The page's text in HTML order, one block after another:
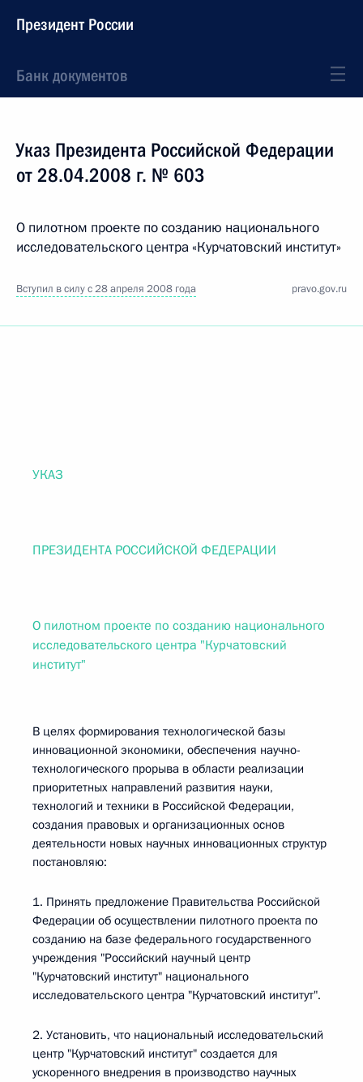
Президент России
Банк документов
Указ Президента Российской Федерации
от 28.04.2008 г. № 603
О пилотном проекте по созданию национального
исследовательского центра «Курчатовский институт»
Вступил в силу с 28 апреля 2008 года pravo.gov.ru
УКАЗ
ПРЕЗИДЕНТА РОССИЙСКОЙ ФЕДЕРАЦИИ
О пилотном проекте по созданию национального
исследовательского центра "Курчатовский
институт"
В целях формирования технологической базы
инновационной экономики, обеспечения научно-
технологического прорыва в области реализации
приоритетных направлений развития науки,
технологий и техники в Российской Федерации,
создания правовых и организационных основ
деятельности новых научных инновационных структур
постановляю:
1. Принять предложение Правительства Российской
Федерации об осуществлении пилотного проекта по
созданию на базе федерального государственного
учреждения "Российский научный центр
"Курчатовский институт" национального
исследовательского центра "Курчатовский институт".
2. Установить, что национальный исследовательский
центр "Курчатовский институт" создается для
ускоренного внедрения в производство научных